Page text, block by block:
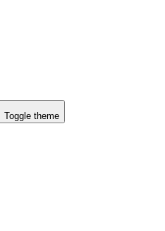
Toggle theme